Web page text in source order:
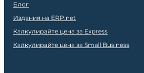
Блог
Издания на ERP.net
Калкулирайте цена за Express
Калкулирайте цена за Small Business